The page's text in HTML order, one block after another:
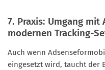
7. Praxis: Umgang
modernen Tracking-
Auch wenn
eingesetzt wird, taucht der